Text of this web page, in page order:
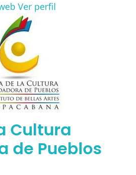
Ver perfil
Cultura
de Pueblos